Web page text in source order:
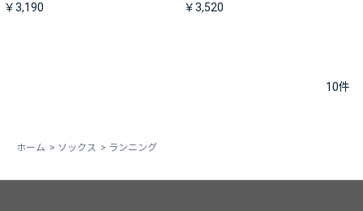
￥3,190 ￥3,520
10件
ホーム > ソックス > ランニング